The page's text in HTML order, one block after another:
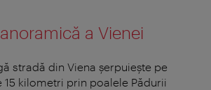
a Vienei
stradă din Viena șerpuiește pe
15 kilometri prin poalele Pădurii